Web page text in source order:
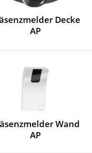
Decke
AP
Wand
AP